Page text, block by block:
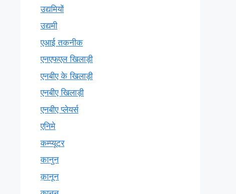
उद्यमियों
उद्यमी
एआई तकनीक
एनएफएल खिलाड़ी
एनबीए के खिलाड़ी
एनबीए खिलाड़ी
एनबीए प्लेयर्स
एनिमे
कम्प्यूटर
कानुन
क़ानून